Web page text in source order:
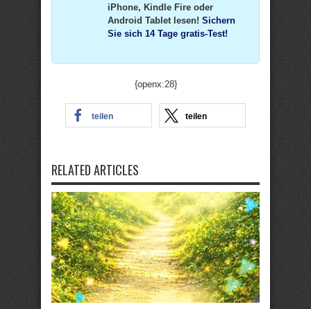
iPhone, Kindle Fire oder
Android Tablet lesen! Sichern
Sie sich 14 Tage gratis-Test!
{openx:28}
teilen teilen
RELATED ARTICLES